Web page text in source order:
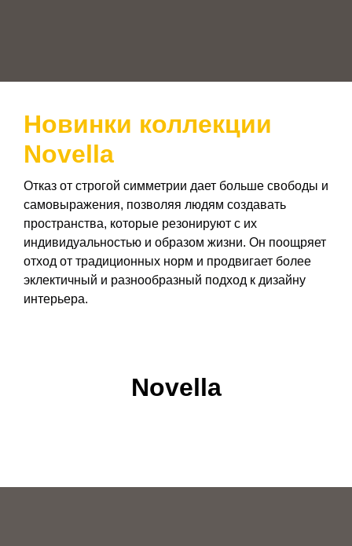
Новинки коллекции
Novella
Отказ от строгой симметрии дает больше свободы и
самовыражения, позволяя людям создавать
пространства, которые резонируют с их
индивидуальностью и образом жизни. Он поощряет
отход от традиционных норм и продвигает более
эклектичный и разнообразный подход к дизайну
интерьера.
Novella